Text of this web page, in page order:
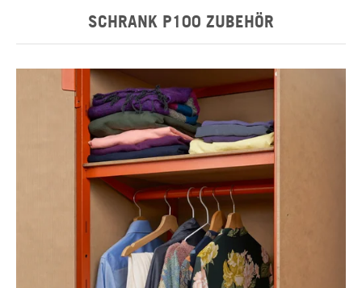
SCHRANK P100 ZUBEHÖR